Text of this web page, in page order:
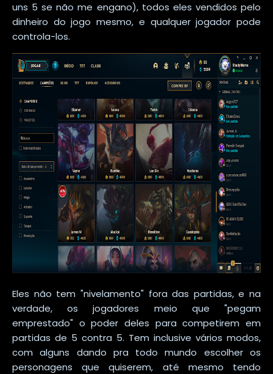
uns 5 se não me engano), todos eles vendidos pelo
dinheiro do jogo mesmo, e qualquer jogador pode
controla-los.
Eles não tem "nivelamento" fora das partidas, e na
verdade, os jogadores meio que "pegam
emprestado" o poder deles para competirem em
partidas de 5 contra 5. Tem inclusive vários modos,
com alguns dando pra todo mundo escolher os
personagens que quiserem, até mesmo tendo